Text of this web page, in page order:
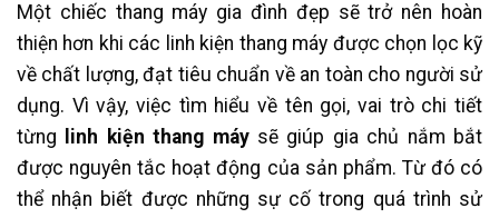
Một chiếc thang máy gia đình đẹp sẽ trở nên hoàn
thiện hơn khi các linh kiện thang máy được chọn lọc kỹ
về chất lượng, đạt tiêu chuẩn về an toàn cho người sử
dụng. Vì vậy, việc tìm hiểu về tên gọi, vai trò chi tiết
từng
linh kiện thang máysẽ giúp gia chủ nắm bắt
được nguyên tắc hoạt động của sản phẩm. Từ đó có
thể nhận biết được những sự cố trong quá trình sử